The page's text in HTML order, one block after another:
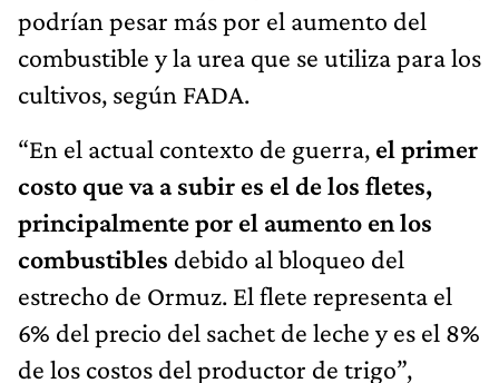
podrían pesar más por el aumento del
combustible y la urea que se utiliza para los
cultivos, según FADA.
“En el actual contexto de guerra, el primer
costo que va a subir es el de los fletes,
principalmente por el aumento en los
combustibles debido al bloqueo del
estrecho de Ormuz. El flete representa el
6% del precio del sachet de leche y es el 8%
de los costos del productor de trigo”,